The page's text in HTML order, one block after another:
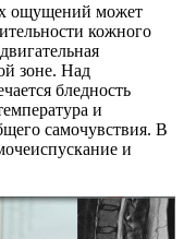
ощущений может
кожного
зоне. Над
бледность
и
самочувствия. В
и